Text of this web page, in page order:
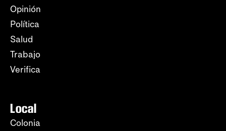
Opinión
Política
Salud
Trabajo
Verifica
Local
Colonia